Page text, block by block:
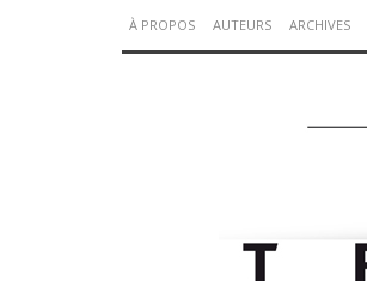
À PROPOS AUTEURS ARCHIVES